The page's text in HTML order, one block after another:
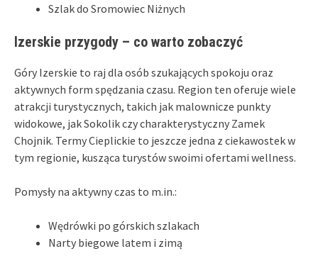
Szlak do Sromowiec Niżnych
Izerskie przygody – co warto zobaczyć
Góry Izerskie to raj dla osób szukających spokoju oraz
aktywnych form spędzania czasu. Region ten oferuje wiele
atrakcji turystycznych, takich jak malownicze punkty
widokowe, jak Sokolik czy charakterystyczny Zamek
Chojnik. Termy Cieplickie to jeszcze jedna z ciekawostek w
tym regionie, kusząca turystów swoimi ofertami wellness.
Pomysły na aktywny czas to m.in.:
Wędrówki po górskich szlakach
Narty biegowe latem i zimą